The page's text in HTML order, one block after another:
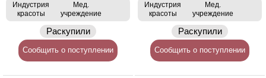
Индустрия
красоты
Мед.
учреждение
Раскупили
Сообщить о поступлении
Индустрия
красоты
Мед.
учреждение
Раскупили
Сообщить о поступлении